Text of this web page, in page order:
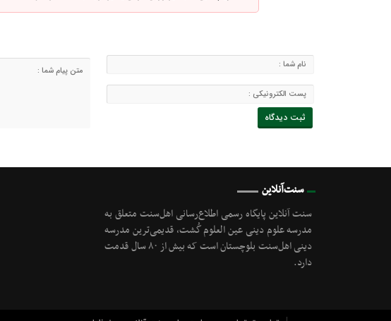
سنت‌آنلاین
سنت آنلاین پایگاه رسمی اطلاع‌رسانی اهل‌سنت متعلق به
مدرسه علوم دینی عین العلوم گُشت, قدیمی‌ترین مدرسه
دینی اهل‌سنت بلوچستان است که بیش از ۸۰ سال قدمت
دارد.